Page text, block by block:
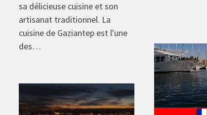
sa délicieuse cuisine et son
artisanat traditionnel. La
cuisine de Gaziantep est l'une
des…